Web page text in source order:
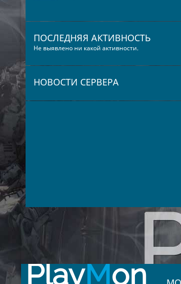
ПОСЛЕДНЯЯ АКТИВНОСТЬ
Не выявлено ни какой активности.
НОВОСТИ СЕРВЕРА
PlayMon